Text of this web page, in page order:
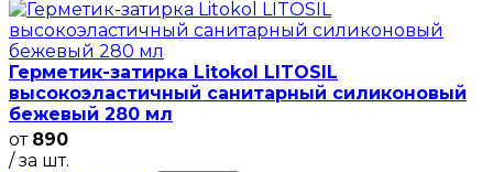
Герметик-затирка Litokol LITOSIL
высокоэластичный санитарный силиконовый
бежевый 280 мл
от 890
/ за шт.